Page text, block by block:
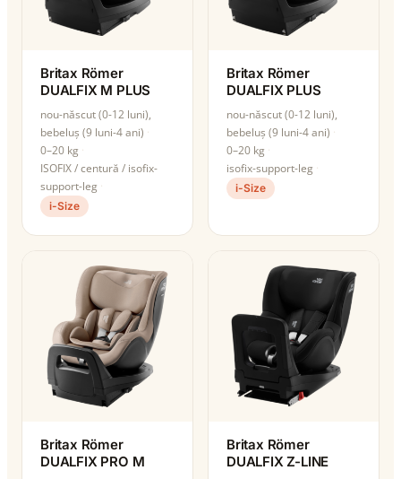
Britax Römer
DUALFIX M PLUS
nou-născut (0-12 luni),
bebeluș (9 luni-4 ani)
0–20 kg
ISOFIX / centură / isofix-
support-leg
i-Size
Britax Römer
DUALFIX PLUS
nou-născut (0-12 luni),
bebeluș (9 luni-4 ani)
0–20 kg
isofix-support-leg
i-Size
Britax Römer
DUALFIX PRO M
Britax Römer
DUALFIX Z-LINE